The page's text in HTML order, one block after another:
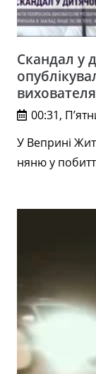
Cкандал у
00:31,
У Веприні
няню у